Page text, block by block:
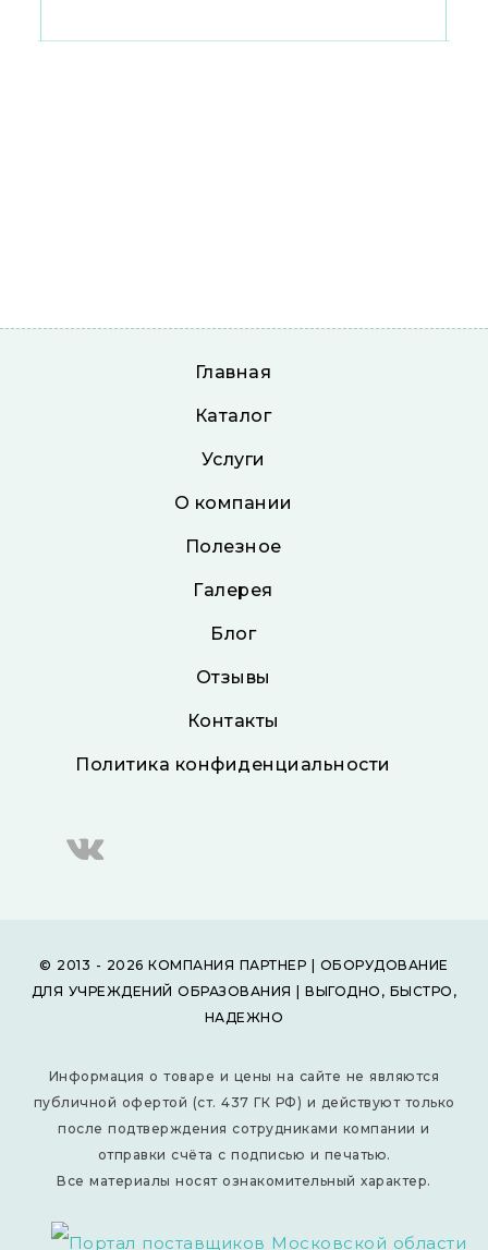
Главная
Каталог
Услуги
О компании
Полезное
Галерея
Блог
Отзывы
Контакты
Политика конфиденциальности
© 2013 - 2026 КОМПАНИЯ ПАРТНЕР | ОБОРУДОВАНИЕ
ДЛЯ УЧРЕЖДЕНИЙ ОБРАЗОВАНИЯ | ВЫГОДНО, БЫСТРО,
НАДЕЖНО
Информация о товаре и цены на сайте не являются
публичной офертой (ст. 437 ГК РФ) и действуют только
после подтверждения сотрудниками компании и
отправки счёта с подписью и печатью.
Все материалы носят ознакомительный характер.